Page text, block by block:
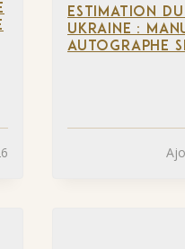
ESTIMATION
UKRAINE :
AUTOGRAPHE